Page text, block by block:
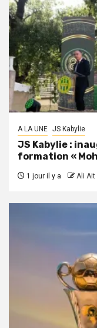
A LA UNE JS Kabylie
JS Kabylie :
formation «
1 jour il y a Ali Ait